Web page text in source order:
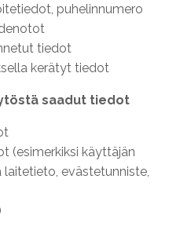
puhelinnumero
tiedot
kerätyt tiedot
saadut tiedot
(esimerkiksi käyttäjän
evästetunniste,